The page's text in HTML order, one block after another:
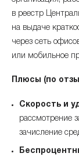
в реестр
на выдаче
через сеть
или мобильное
Плюсы (по
Скорость и
рассмотрение
зачисление